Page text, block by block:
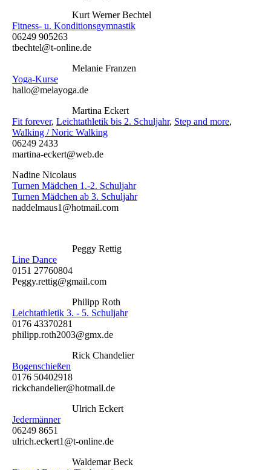
Kurt Werner Bechtel
Fitness- u. Konditionsgymnastik
06249 905263
tbechtel@t-online.de
Melanie Franzen
Yoga-Kurse
hallo@melayoga.de
Martina Eckert
Fit forever, Leichtathletik bis 2. Schuljahr, Step and more,
Walking / Noric Walking
06249 2433
martina-eckert@web.de
Nadine Nicolaus
Turnen Mädchen 1.-2. Schuljahr
Turnen Mädchen ab 3. Schuljahr
naddelmaus1@hotmail.com
Peggy Rettig
Line Dance
0151 27760804
Peggy.rettig@gmail.com
Philipp Roth
Leichtathletik 3. - 5. Schuljahr
0176 43370281
philipp.roth2003@gmx.de
Rick Chandelier
Bogenschießen
0176 50402918
rickchandelier@hotmail.de
Ulrich Eckert
Jedermänner
06249 8651
ulrich.eckert1@t-online.de
Waldemar Beck